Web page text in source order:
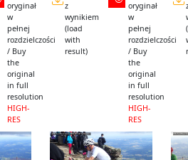
oryginał
w
pełnej
rozdzielczości
/ Buy
the
original
in full
resolution
HIGH-
RES
z
wynikiem
(load
with
result)
oryginał
w
pełnej
rozdzielczości
/ Buy
the
original
in full
resolution
HIGH-
RES